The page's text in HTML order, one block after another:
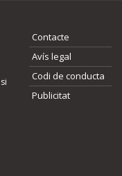
o
millora, ompliu els
del qual voleu informar-
si
Contacte
Avís legal
Codi de conducta
Publicitat